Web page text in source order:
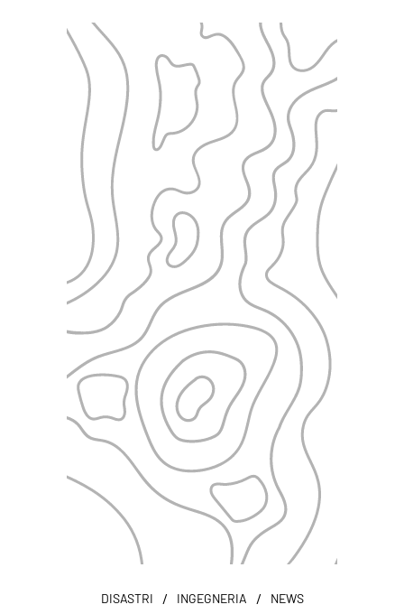
DISASTRI / INGEGNERIA / NEWS